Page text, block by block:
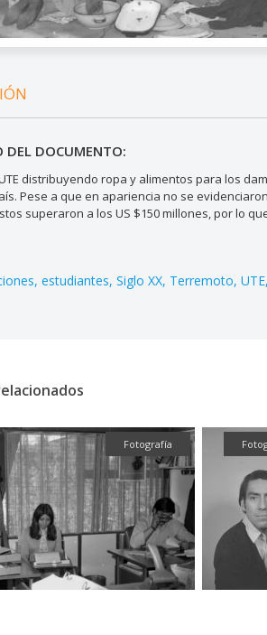
DEL DOCUMENTO:
distribuyendo ropa y alimentos para los
Pese a que en apariencia no se
superaron a los US $150 millones, por lo
estudiantes Siglo XX Terremoto UTE
Fotografía